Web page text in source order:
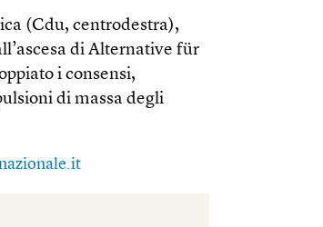
(Cdu, centrodestra),
di Alternative für
i consensi,
di massa degli